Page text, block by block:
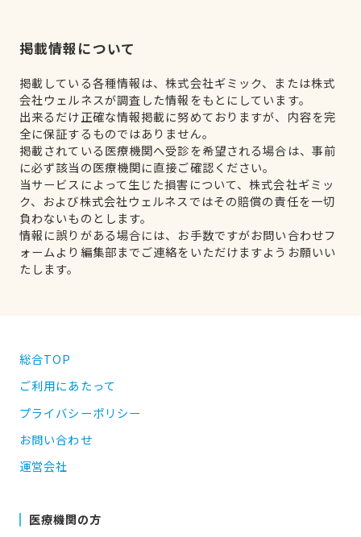
掲載情報について
掲載している各種情報は、株式会社ギミック、または株式
会社ウェルネスが調査した情報をもとにしています。
出来るだけ正確な情報掲載に努めておりますが、内容を完
全に保証するものではありません。
掲載されている医療機関へ受診を希望される場合は、事前
に必ず該当の医療機関に直接ご確認ください。
当サービスによって生じた損害について、株式会社ギミッ
ク、および株式会社ウェルネスではその賠償の責任を一切
負わないものとします。
情報に誤りがある場合には、お手数ですがお問い合わせフ
ォームより編集部までご連絡をいただけますようお願いい
たします。
総合TOP
ご利用にあたって
プライバシーポリシー
お問い合わせ
運営会社
医療機関の方